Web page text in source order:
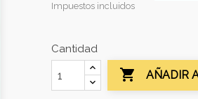
Impuestos incluidos
Cantidad
 AÑADIR